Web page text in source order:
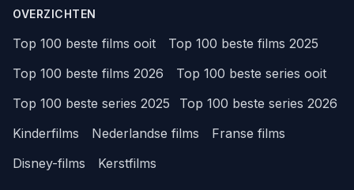
OVERZICHTEN
Top 100 beste films ooit
Top 100 beste films 2025
Top 100 beste films 2026
Top 100 beste series ooit
Top 100 beste series 2025
Top 100 beste series 2026
Kinderfilms
Nederlandse films
Franse films
Disney-films
Kerstfilms